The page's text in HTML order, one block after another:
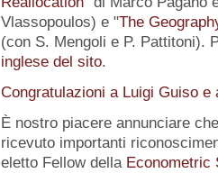
Vlassopoulos) e "The
(con S. Mengoli e P. Pattitoni).
inglese del sito.
Congratulazioni a Luigi Guiso e
È nostro piacere annunciare
ricevuto importanti
eletto Fellow della Econometric